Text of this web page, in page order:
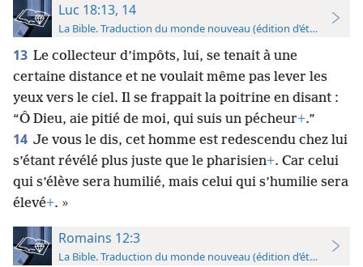
Luc 18:13, 14
La Bible. Traduction du monde nouveau (édition d’étude)
13 Le collecteur d’impôts, lui, se tenait à une
certaine distance et ne voulait même pas lever les
yeux vers le ciel. Il se frappait la poitrine en disant :
“Ô Dieu, aie pitié de moi, qui suis un pécheur+.”
14 Je vous le dis, cet homme est redescendu chez lui
s’étant révélé plus juste que le pharisien+. Car celui
qui s’élève sera humilié, mais celui qui s’humilie sera
élevé+. »
Romains 12:3
La Bible. Traduction du monde nouveau (édition d’étude)